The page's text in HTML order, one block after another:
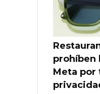
prohíben
Meta por